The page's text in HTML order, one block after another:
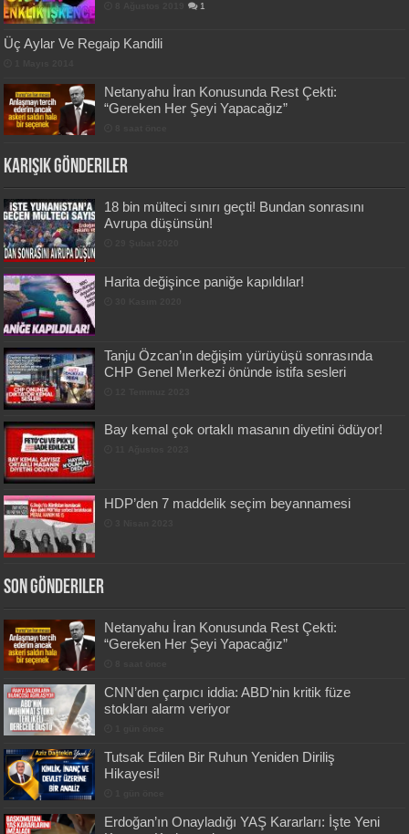
1
Üç Aylar Ve Regaip Kandili
Netanyahu İran Konusunda Rest Çekti:
“Gereken Her Şeyi Yapacağız”
Karışık Gönderiler
18 bin mülteci sınırı geçti! Bundan sonrasını
Avrupa düşünsün!
Harita değişince paniğe kapıldılar!
Tanju Özcan’ın değişim yürüyüşü sonrasında
CHP Genel Merkezi önünde istifa sesleri
Bay kemal çok ortaklı masanın diyetini ödüyor!
HDP’den 7 maddelik seçim beyannamesi
Son Gönderiler
Netanyahu İran Konusunda Rest Çekti:
“Gereken Her Şeyi Yapacağız”
CNN’den çarpıcı iddia: ABD’nin kritik füze
stokları alarm veriyor
Tutsak Edilen Bir Ruhun Yeniden Diriliş
Hikayesi!
Erdoğan’ın Onayladığı YAŞ Kararları: İşte Yeni